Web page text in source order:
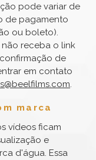
pode variar de
de pagamento
ou boleto).
receba o link
de
em contato
.
marca
vídeos ficam
e
d'água. Essa